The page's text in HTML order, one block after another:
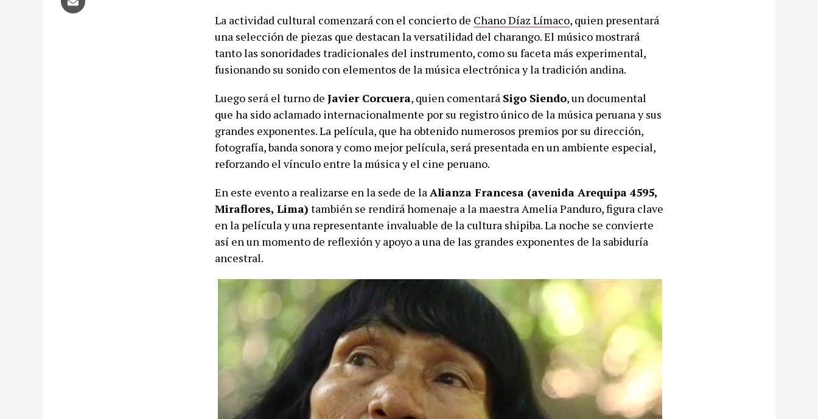
La actividad cultural comenzará con el concierto de Chano Díaz Límaco, quien presentará
una selección de piezas que destacan la versatilidad del charango. El músico mostrará
tanto las sonoridades tradicionales del instrumento, como su faceta más experimental,
fusionando su sonido con elementos de la música electrónica y la tradición andina.
Luego será el turno de Javier Corcuera, quien comentará Sigo Siendo, un documental
que ha sido aclamado internacionalmente por su registro único de la música peruana y sus
grandes exponentes. La película, que ha obtenido numerosos premios por su dirección,
fotografía, banda sonora y como mejor película, será presentada en un ambiente especial,
reforzando el vínculo entre la música y el cine peruano.
En este evento a realizarse en la sede de laAlianza Francesa (avenida Arequipa 4595,
Miraflores, Lima) también se rendirá homenaje a la maestra Amelia Panduro, figura clave
en la película y una representante invaluable de la cultura shipiba. La noche se convierte
así en un momento de reflexión y apoyo a una de las grandes exponentes de la sabiduría
ancestral.